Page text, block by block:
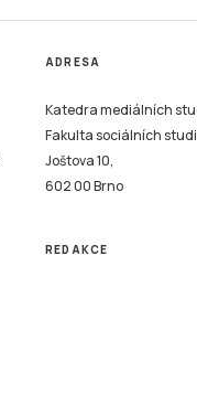
ADRESA
Katedra mediálních
Fakulta sociálních
Joštova 10,
602 00 Brno
REDAKCE